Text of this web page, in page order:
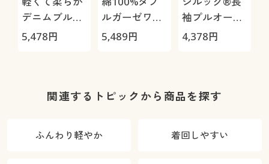
デニムブルゾ
ン
5,478円
ルガーゼワイ
ドパンツ
5,489円
袖プルオーバ
ー
4,378円
関連するトピックから商品を探す
ふんわり軽やか 着回しやすい